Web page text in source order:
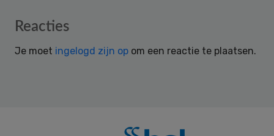
Reader
Reacties
Je moet ingelogd zijn op om een reactie te plaatsen.